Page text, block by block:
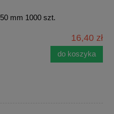
mm 1000 szt.
16,40 zł
do koszyka